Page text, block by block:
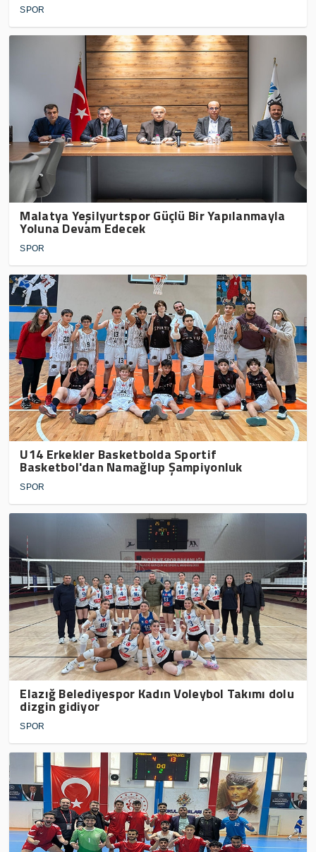
SPOR
Malatya Yeşilyurtspor Güçlü Bir Yapılanmayla
Yoluna Devam Edecek
SPOR
U14 Erkekler Basketbolda Sportif
Basketbol'dan Namağlup Şampiyonluk
SPOR
Elazığ Belediyespor Kadın Voleybol Takımı dolu
dizgin gidiyor
SPOR